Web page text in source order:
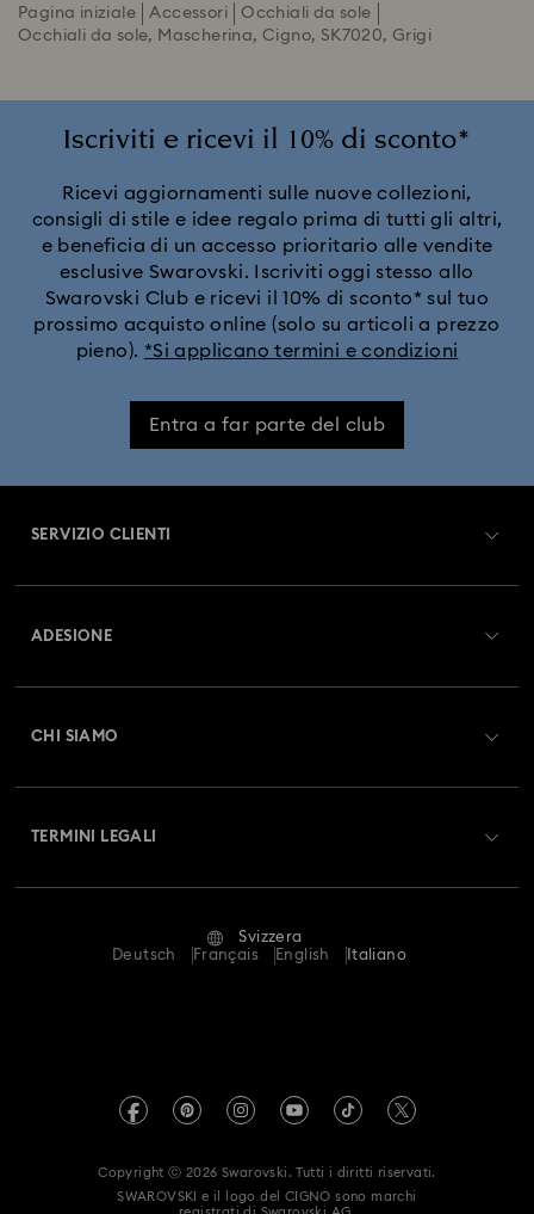
Pagina iniziale Accessori
Occhiali da sole
Occhiali da sole, Mascherina, Cigno, SK7020, Grigi
Iscriviti e ricevi il 10% di sconto*
Ricevi aggiornamenti sulle nuove collezioni,
consigli di stile e idee regalo prima di tutti gli altri,
e beneficia di un accesso prioritario alle vendite
esclusive Swarovski. Iscriviti oggi stesso allo
Swarovski Club e ricevi il 10% di sconto* sul tuo
prossimo acquisto online (solo su articoli a prezzo
pieno). *Si applicano termini e condizioni
Entra a far parte del club
SERVIZIO CLIENTI
Resi & Cambi
Stato della riparazione
Prenota un appuntamento
ADESIONE
CHI SIAMO
Code of Conduct & Policies
TERMINI LEGALI
Termini & Condizioni
Informazioni sul REACH
Autorizzazione alla raccolta e trattamento dei dati
Svizzera
Deutsch
Français English Italiano
Copyright ⓒ 2026 Swarovski. Tutti i diritti riservati.
SWAROVSKI e il logo del CIGNO sono marchi